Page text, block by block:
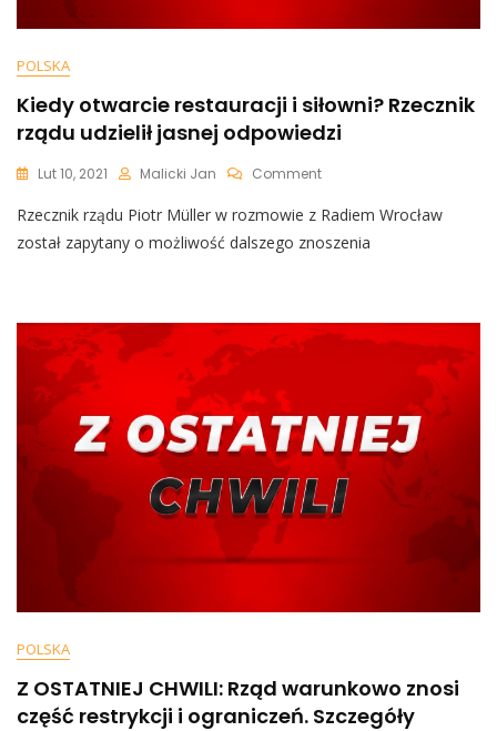
POLSKA
Kiedy otwarcie restauracji i siłowni? Rzecznik
rządu udzielił jasnej odpowiedzi
Lut 10, 2021 Malicki Jan CommentOn
Otwarcie
Restauracji
Rządu
Udzielił
Rzecznik rządu Piotr Müller w rozmowie z Radiem Wrocław
został zapytany o możliwość dalszego znoszenia
POLSKA
Z OSTATNIEJ CHWILI: Rząd warunkowo znosi
część restrykcji i ograniczeń. Szczegóły